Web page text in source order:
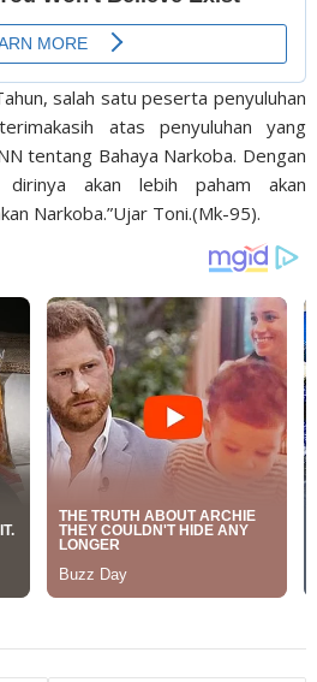
salah satu peserta penyuluhan
atas penyuluhan yang
tentang Bahaya Narkoba. Dengan
dirinya akan lebih paham akan
Narkoba.”Ujar Toni.(Mk-95).